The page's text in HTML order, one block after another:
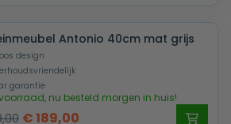
was:
€ 239,00.
is:
€ 189,00.
Antonio 40cm mat grijs
design
garantie
nu besteld morgen in huis!
Oorspronkelijke
€189,00